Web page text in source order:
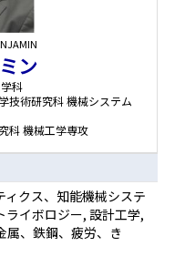
ン
科
技術研究科 機械システム
科 機械工学専攻
クス、知能機械システ
ライボロジー, 設計工学,
属、鉄鋼、疲労、き